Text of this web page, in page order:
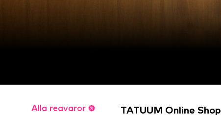
Alla reavaror
TATUUM Online Shop